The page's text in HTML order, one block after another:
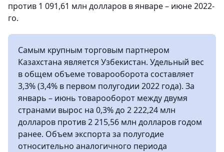
против 1 091,61 млн долларов в январе – июне 2022-
го.
Самым крупным торговым партнером
Казахстана является Узбекистан. Удельный вес
в общем объеме товарооборота составляет
3,3% (3,4% в первом полугодии 2022 года). За
январь – июнь товарооборот между двумя
странами вырос на 0,3% до 2 222,24 млн
долларов против 2 215,56 млн долларов годом
ранее. Объем экспорта за полугодие
относительно аналогичного периода